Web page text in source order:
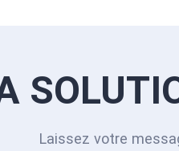
Laissez votre